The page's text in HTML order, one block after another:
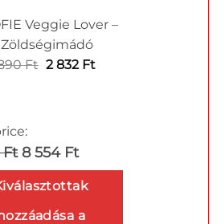
Veggie Lover –
Ft Original
890 Ft.
2 832 FtCurrent
Ft 8 554 Ft
a